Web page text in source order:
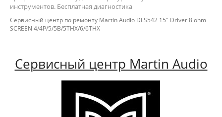
инструментов. Бесплатная диагностика
Сервисный центр по ремонту Martin Audio DLS542 15" Driver 8 ohm
SCREEN 4/4P/5/5B/5THX/6/6THX
Сервисный центр Martin Audio